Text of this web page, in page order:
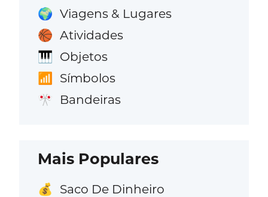
🌍 Viagens & Lugares
🏀 Atividades
🎹 Objetos
📶 Símbolos
🎌 Bandeiras
Mais Populares
💰 Saco De Dinheiro